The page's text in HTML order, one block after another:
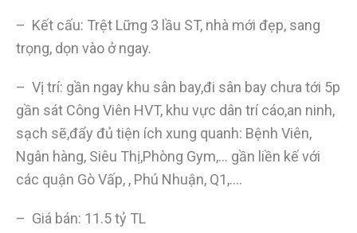
– Kết cấu: Trệt Lững 3 lầu ST, nhà mới đẹp, sang
trọng, dọn vào ở ngay.
– Vị trí: gần ngay khu sân bay,đi sân bay chưa tới 5p
gần sát Công Viên HVT, khu vực dân trí cáo,an ninh,
sạch sẽ,đẩy đủ tiện ích xung quanh: Bệnh Viên,
Ngân hàng, Siêu Thị,Phòng Gym,… gần liền kế với
các quận Gò Vấp, , Phú Nhuận, Q1,….
– Giá bán: 11.5 tỷ TL